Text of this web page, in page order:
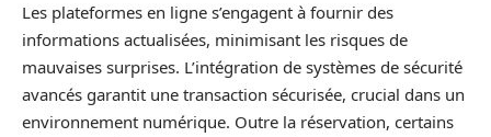
Les plateformes en ligne s’engagent à fournir des
informations actualisées, minimisant les risques de
mauvaises surprises. L’intégration de systèmes de sécurité
avancés garantit une transaction sécurisée, crucial dans un
environnement numérique. Outre la réservation, certains